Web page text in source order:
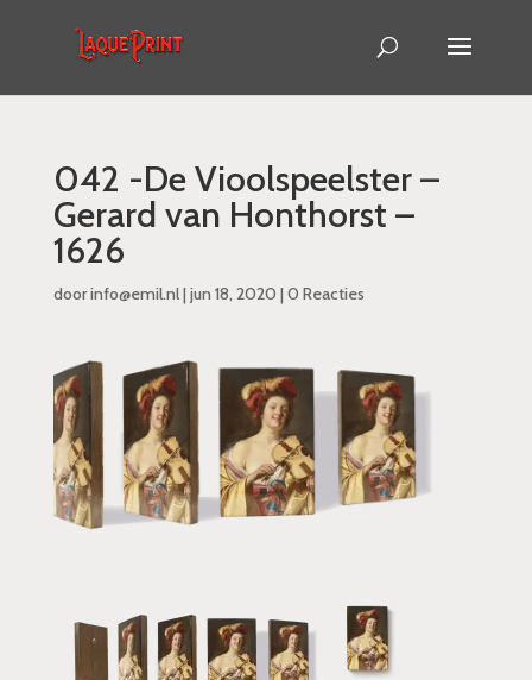
042 -De Vioolspeelster –
Gerard van Honthorst –
1626
doorinfo@emil.nl| jun 18, 2020 | 0 Reacties